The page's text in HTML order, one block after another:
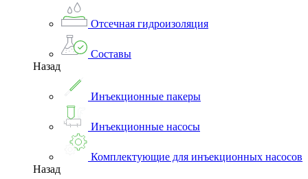
Отсечная гидроизоляция
Составы
Назад
Инъекционные пакеры
Инъекционные насосы
Комплектующие для инъекционных насосов
Назад